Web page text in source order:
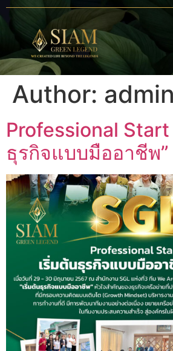
Author: admin
Professional Start
ธุรกิจแบบมืออาชีพ”